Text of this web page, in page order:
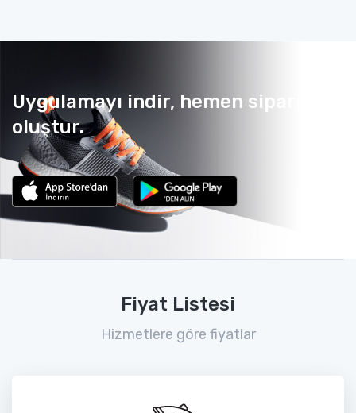
Uygulamayı indir, hemen sipariş
oluştur.
Fiyat Listesi
Hizmetlere göre fiyatlar